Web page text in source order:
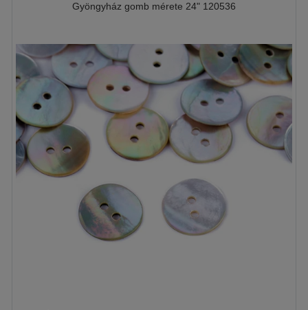
Gyöngyház gomb mérete 24" 120536